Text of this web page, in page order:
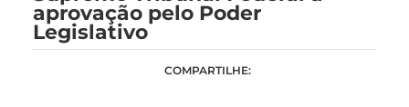
aprovação pelo Poder
Legislativo
COMPARTILHE: